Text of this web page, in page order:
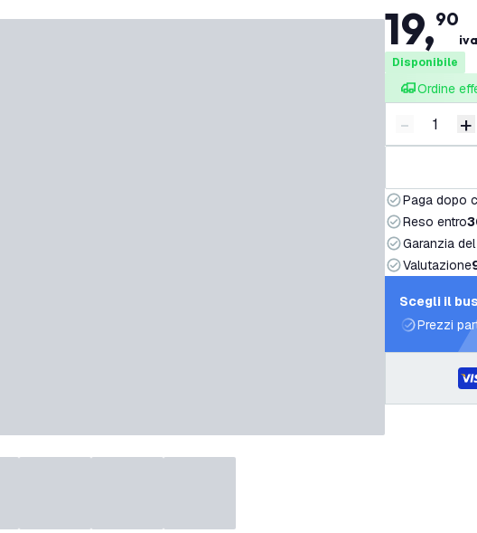
19,90
Disponibile
Ordine
Riduci
- +
Paga dopo
Reso entro
Garanzia
Valutazione
Scegli il
Prezzi